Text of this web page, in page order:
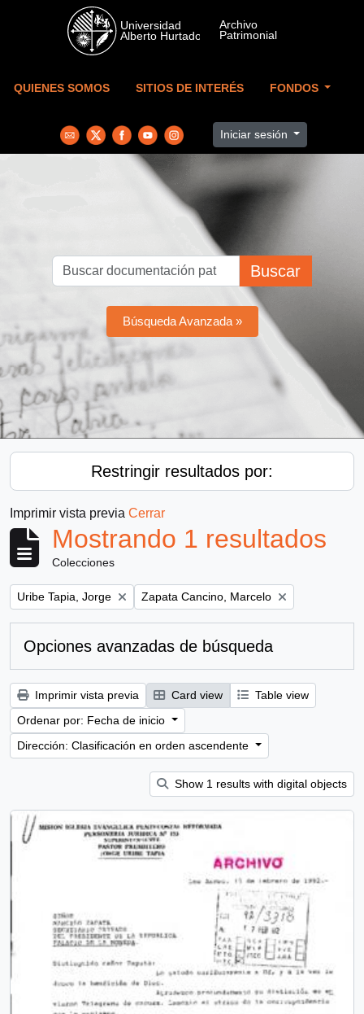
Skip to main content
QUIENES SOMOS SITIOS DE INTERÉS FONDOS
Iniciar sesión
Buscar
Búsqueda Avanzada »
Restringir resultados por:
Imprimir vista previa Cerrar
Mostrando 1 resultados
Colecciones
Remove filter:
Uribe Tapia, Jorge Remove filter:
Zapata Cancino, Marcelo
Opciones avanzadas de búsqueda
Imprimir vista previa Card view
Table view
Ordenar por: Fecha de inicio
Dirección: Clasificación en orden ascendente
Show 1 results with digital objects